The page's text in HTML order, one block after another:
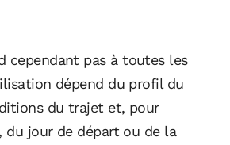
cependant pas à toutes les
dépend du profil du
du trajet et, pour
du jour de départ ou de la